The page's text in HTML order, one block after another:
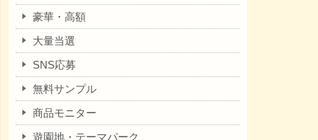
豪華・高額
大量当選
SNS応募
無料サンプル
商品モニター
遊園地・テーマパーク